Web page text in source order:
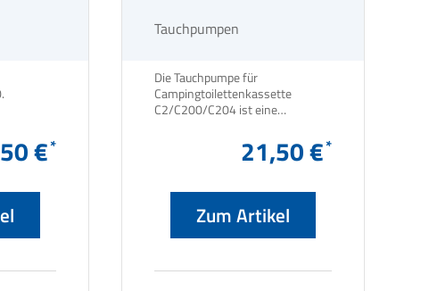
€
Tauchpumpen
Die Tauchpumpe für
Campingtoilettenkassette
C2/C200/C204 ist eine
Wohnmobil oder Wohnwagen.
Mit einer Leistung von 30 Watt
pro Minute sorgt diese Pumpe für
eine effiziente und zuverlässige
Wasserversorgung. Trotz ihrer
Leistungsfähigkeit ist sie
Nettogewicht von nur 180
21,50 €
Zum Artikel